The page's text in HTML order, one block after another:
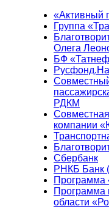
«Активный
Группа
Олега
БФ
РДКМ
компании
Сбербанк
РНКБ Банк
Программа
Программа
области